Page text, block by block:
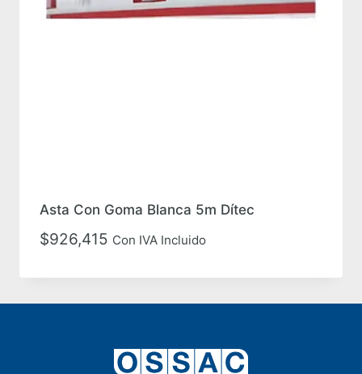
Asta Con Goma Blanca 5m Dítec
$926,415 Con IVA Incluido